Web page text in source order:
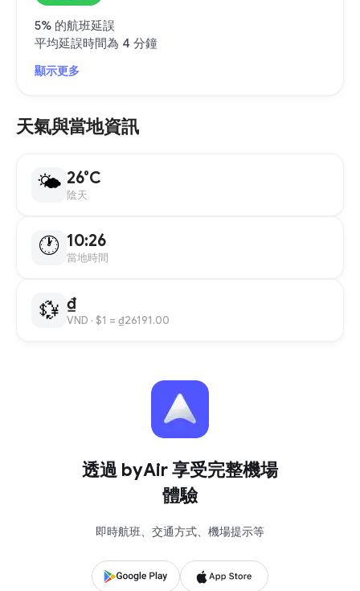
5% 的航班延誤
平均延誤時間為 4 分鐘
顯示更多
天氣與當地資訊
🌤 26°C
陰天
🕐 10:26
當地時間
💱 ₫
VND · $1 = ₫26191.00
透過 byAir 享受完整機場
體驗
即時航班、交通方式、機場提示等